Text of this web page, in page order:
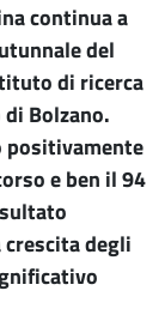
continua a
del
di ricerca
Bolzano.
positivamente
e ben il 94
degli